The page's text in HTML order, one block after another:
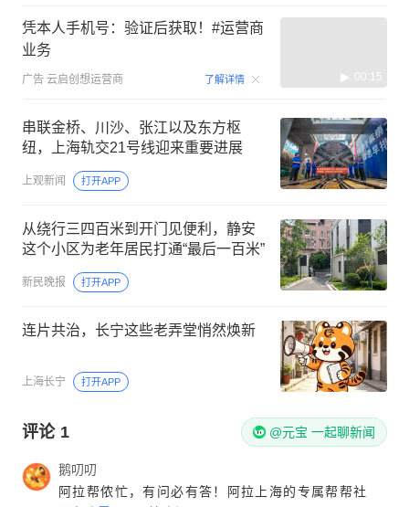
凭本人手机号：验证后获取！#运营商
业务
广告 云启创想运营商 了解详情 00:15
串联金桥、川沙、张江以及东方枢
纽，上海轨交21号线迎来重要进展
上观新闻 打开APP
从绕行三四百米到开门见便利，静安
这个小区为老年居民打通“最后一百米”
新民晚报 打开APP
连片共治，长宁这些老弄堂悄然焕新
上海长宁 打开APP
评论 1 @元宝 一起聊新闻
鹅叨叨
阿拉帮侬忙，有问必有答！阿拉上海的专属帮帮社